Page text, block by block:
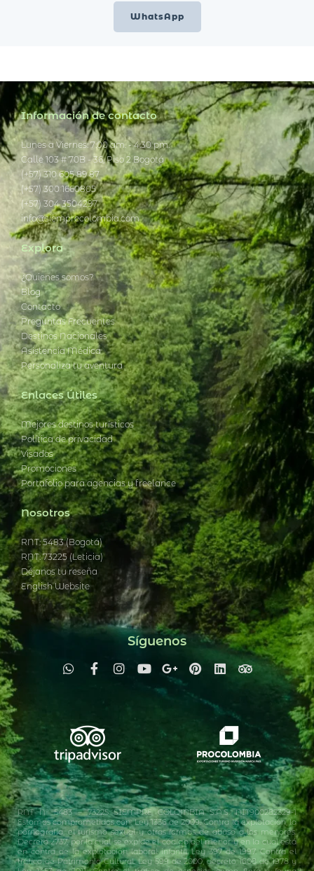
WhatsApp
Información de contacto
Lunes a Viernes: 7:00 am. - 4:30 pm.
Calle 103 # 70B - 36, Piso 2 Bogotá
(+57) 310 605 89 87
(+57) 300 1660805
(+57) 304 3504297
info@siemprecolombia.com
Explora
¿Quienes somos?
Blog
Contacto
Preguntas Frecuentes
Destinos Nacionales
Asistencia Médica
Personaliza tu aventura
Enlaces Útiles
Mejores destinos turísticos
Política de privacidad
Visados
Promociones
Portafolio para agencias y freelance
Nosotros
RNT: 5483 (Bogotá)
RNT: 73225 (Leticia)
Déjanos tu reseña
English Website
Síguenos
RNT N° 5483 – 73225 SIEMPRE COLOMBIA S.A.S. NIT900282329-1
Estamos comprometidos con: Ley 1336 de 2009. Contra la explotación, la
pornografía, el turismo sexual y otras formas de abuso a los menores.
Decreto 2737, por la cual se expide el código del menor y en la cual está
en contra de la explotación laboral infantil. Ley 397 de 1997. Contra el
tráfico de Patrimonio Cultural. Ley 599 de 2000, decreto 1608 de 1978 y